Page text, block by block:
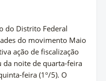
do Distrito Federal
do movimento Maio
ação de fiscalização
da noite de quarta-feira
feira (1º/5). O